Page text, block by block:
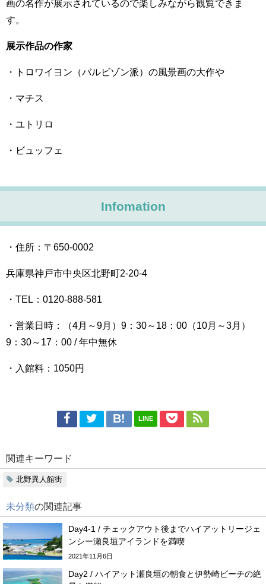
画の名作が展示されているので楽しみながら観覧できま
す。
展示作品の作家
・ トロワイヨン（バルビゾン派）の風景画の大作や
・ マチス
・ ユトリロ
・ ビュッフェ
Infomation
・住所：〒650-0002
兵庫県神戸市中央区北野町2-20-4
・TEL：0120-888-581
・営業日時：（4月～9月）9：30～18：00（10月～3月）
9：30～17：00 / 年中無休
・入館料：1050円
LINE
関連キーワード
北野異人館街
未分類の関連記事
Day4-1 / チェックアウト後までハイアットリージェ
ンシー瀬良垣アイランドを満喫
2021年11月6日
Day2 / ハイアット瀬良垣の朝食と伊勢崎ビーチの絶